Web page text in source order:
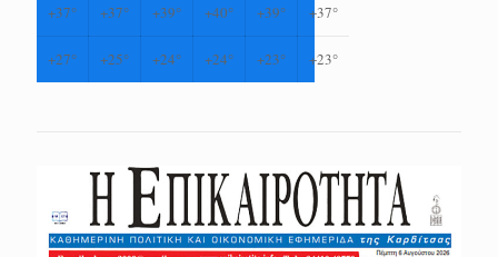
+37° +37° +39° +40° +39° +37°
+27° +25° +24° +24° +23° +23°